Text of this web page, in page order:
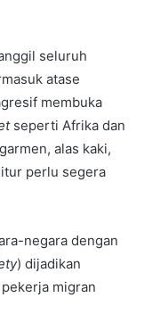
seluruh
atase
membuka
seperti Afrika dan
alas kaki,
perlu segera
negara dengan
) dijadikan
migran